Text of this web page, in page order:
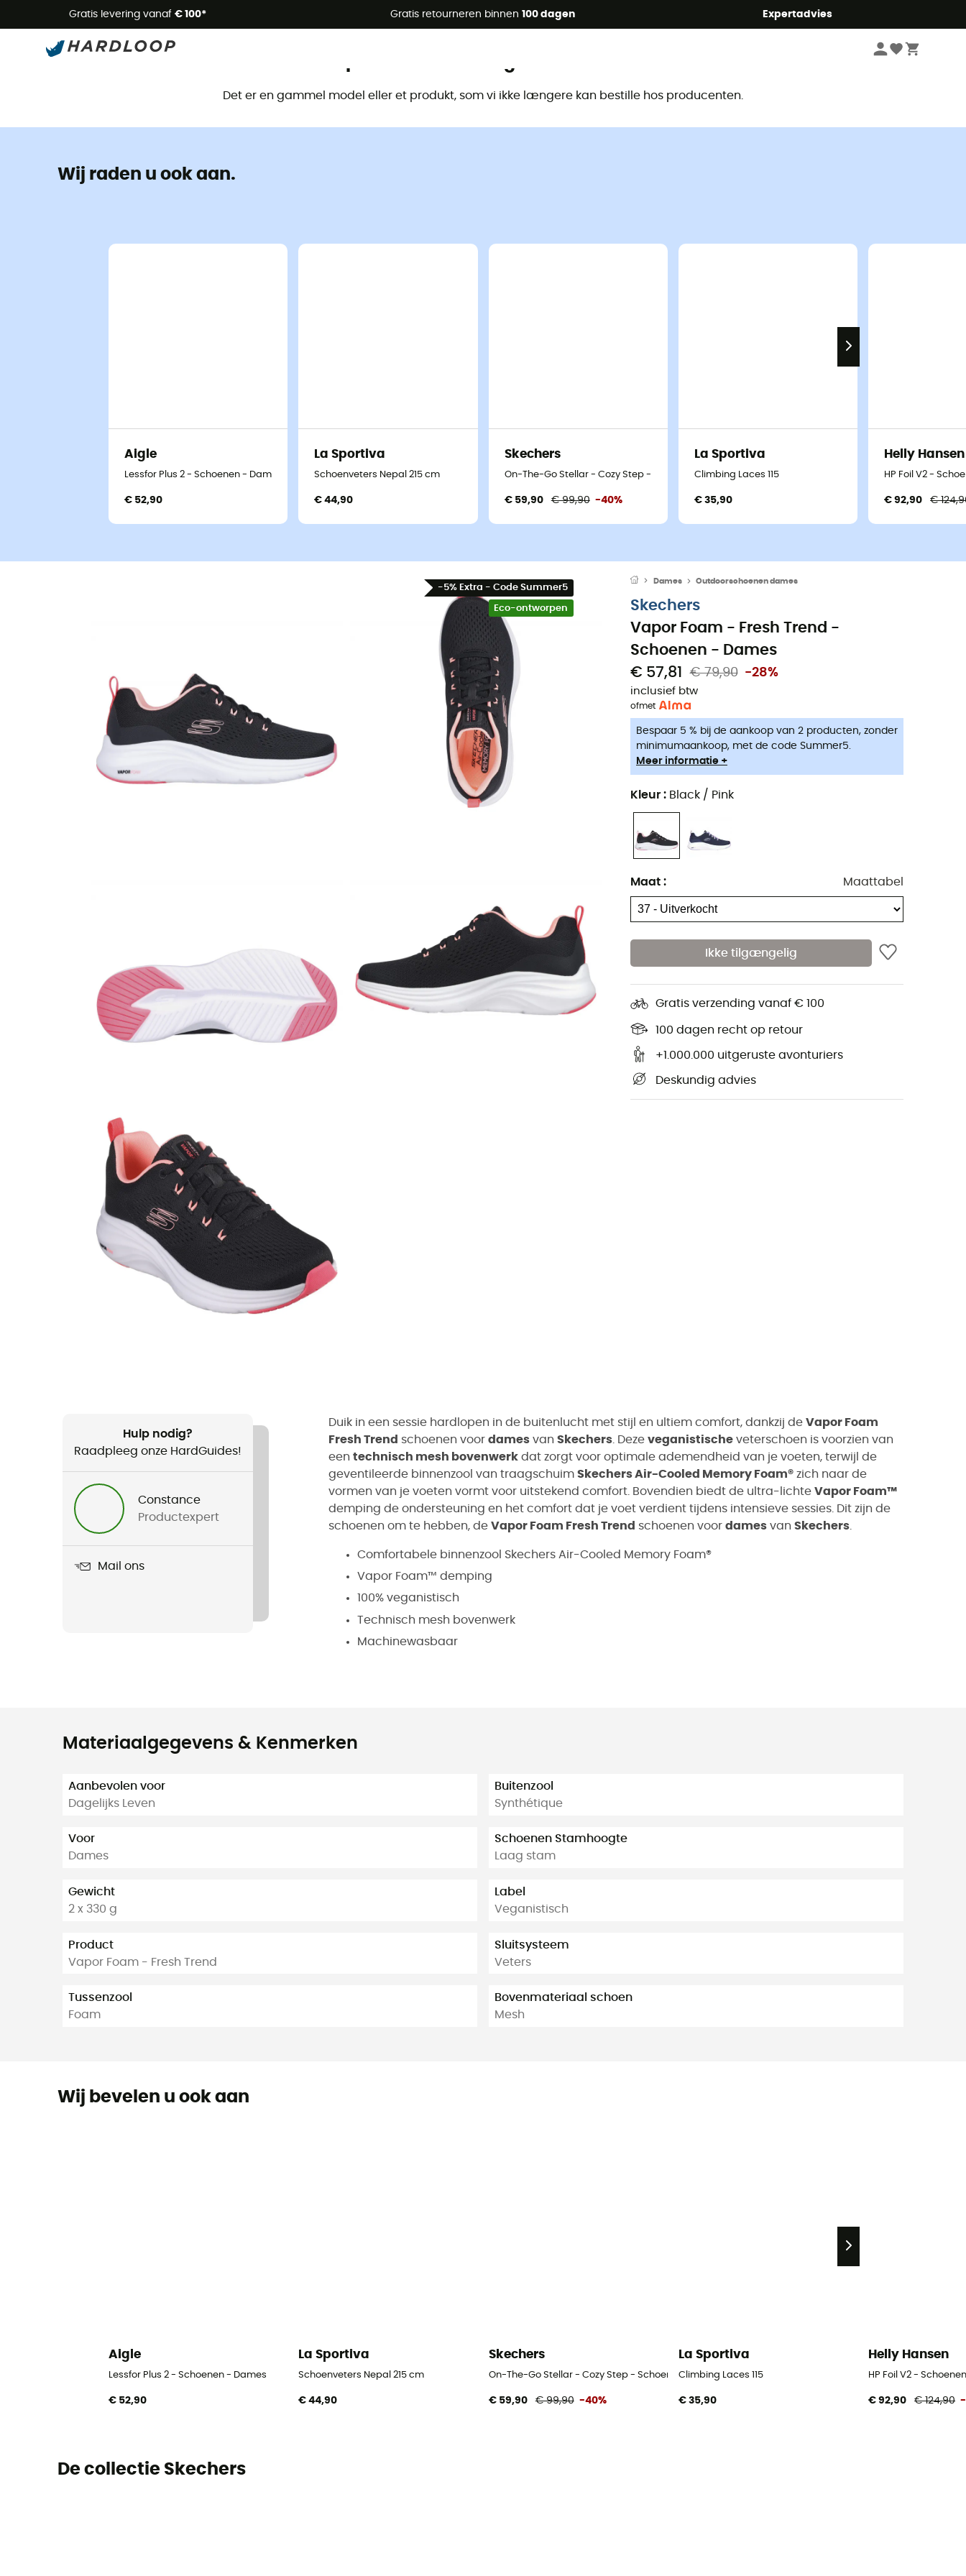
Gratis levering vanaf € 100* Gratis retourneren binnen 100 dagen Expertadvies
Zomeraanbiedingen 🔥 -5% EXTRA vanaf 2 producten* met code Summer5
Det er en gammel model eller et produkt, som vi ikke længere kan bestille hos producenten.
Wij raden u ook aan.
Aigle
Lessfor Plus 2 - Schoenen - Dames
€ 52,90
La Sportiva
Schoenveters Nepal 215 cm
€ 44,90
Skechers
On-The-Go Stellar - Cozy Step - Schoenen - Dames
€ 59,90 € 99,90 -40%
La Sportiva
Climbing Laces 115
€ 35,90
Helly Hansen
HP Foil V2 -
€ 92,90 €
-5% Extra - Code Summer5
Eco-ontworpen
Dames Outdoorschoenen dames
Skechers
Vapor Foam - Fresh Trend -
Schoenen - Dames
€ 57,81
€ 79,90 -28%
inclusief btw
ofmet
Bespaar 5 % bij de aankoop van 2 producten, zonder
minimumaankoop, met de code Summer5.
Meer informatie +
Kleur : Black / Pink
Maat : Maattabel
Ikke tilgængelig
Gratis verzending vanaf € 100
100 dagen recht op retour
+1.000.000 uitgeruste avonturiers
Deskundig advies
Hulp nodig?
Raadpleeg onze HardGuides!
Constance
Productexpert
Mail ons
Duik in een sessie hardlopen in de buitenlucht met stijl en ultiem comfort, dankzij de Vapor Foam
Fresh Trend schoenen voor dames van Skechers . Deze veganistische veterschoen is voorzien van
een technisch mesh bovenwerk dat zorgt voor optimale ademendheid van je voeten, terwijl de
geventileerde binnenzool van traagschuim Skechers Air-Cooled Memory Foam® zich naar de
vormen van je voeten vormt voor uitstekend comfort. Bovendien biedt de ultra-lichte Vapor Foam™
demping de ondersteuning en het comfort dat je voet verdient tijdens intensieve sessies. Dit zijn de
schoenen om te hebben, de Vapor Foam Fresh Trend schoenen voor dames van Skechers
Comfortabele binnenzool Skechers Air-Cooled Memory Foam®
Vapor Foam™ demping
100% veganistisch
Technisch mesh bovenwerk
Machinewasbaar
Materiaalgegevens & Kenmerken
Aanbevolen voor
Dagelijks Leven
Voor
Dames
Gewicht
2 x 330 g
Product
Vapor Foam - Fresh Trend
Tussenzool
Foam
Buitenzool
Synthétique
Schoenen Stamhoogte
Laag stam
Label
Veganistisch
Sluitsysteem
Veters
Bovenmateriaal schoen
Mesh
Wij bevelen u ook aan
Aigle
Lessfor Plus 2 - Schoenen - Dames
€ 52,90
La Sportiva
Schoenveters Nepal 215 cm
€ 44,90
Skechers
On-The-Go Stellar - Cozy Step - Schoenen - Dames
€ 59,90 € 99,90 -40%
La Sportiva
Climbing Laces 115
€ 35,90
Helly Hansen
HP Foil V2 -
€ 92,90 € 124,90 -
De collectie Skechers